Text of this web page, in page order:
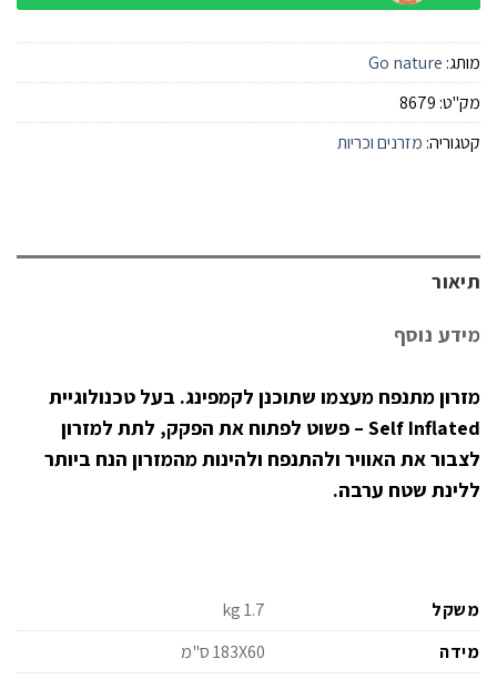
מותג: Go nature
מק"ט: 8679
קטגוריה: מזרנים וכריות
תיאור
מידע נוסף
מזרון מתנפח מעצמו שתוכנן לקמפינג. בעל טכנולוגיית
Self Inflated – פשוט לפתוח את הפקק, לתת למזרון
לצבור את האוויר ולהתנפח ולהינות מהמזרון הנח ביותר
ללינת שטח ערבה.
משקל
1.7 kg
מידה
183X60 ס"מ